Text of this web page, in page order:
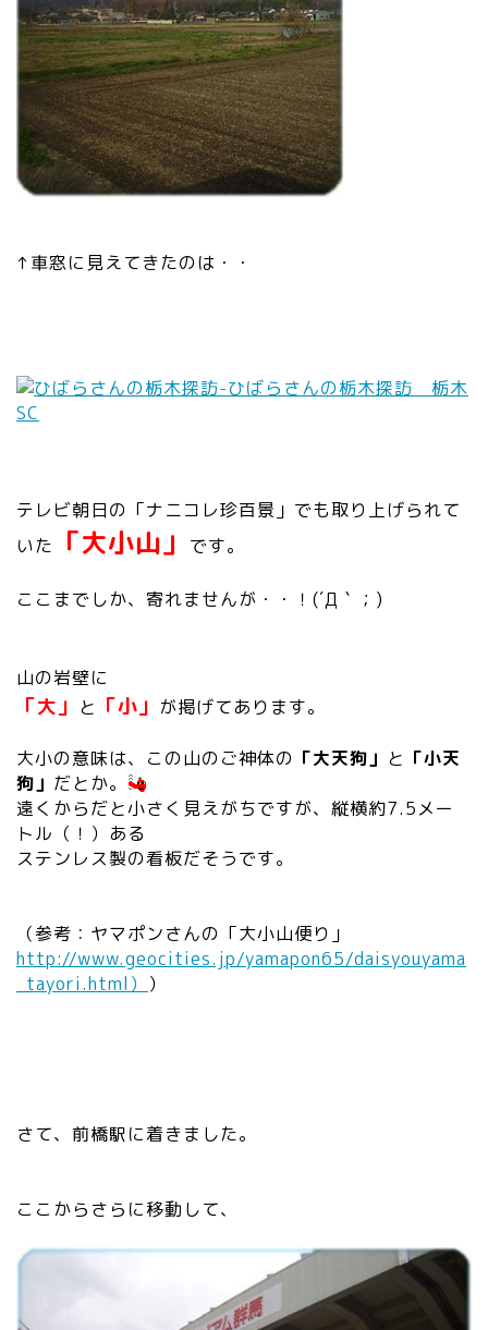
↑車窓に見えてきたのは・・
テレビ朝日の「ナニコレ珍百景」でも取り上げられて
いた
「大小山」 です。
ここまでしか、寄れませんが・・！(´Д｀；)
山の岩壁に
「大」 と 「小」 が掲げてあります。
大小の意味は、この山のご神体の 「大天狗」 と 「小天
狗」 だとか。
遠くからだと小さく見えがちですが、縦横約7.5メー
トル（！）ある
ステンレス製の看板だそうです。
（参考：ヤマポンさんの「大小山便り」
http://www.geocities.jp/yamapon65/daisyouyama
_tayori.html） ）
さて、前橋駅に着きました。
ここからさらに移動して、